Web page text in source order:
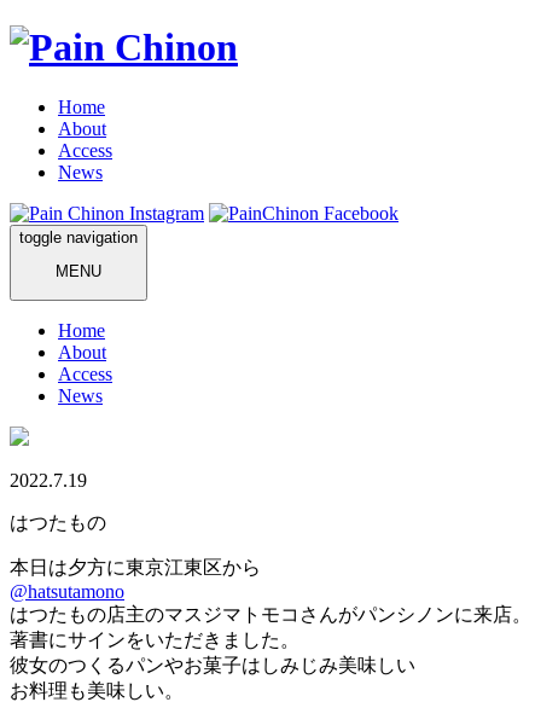
Home
About
Access
News
toggle navigation
MENU
Home
About
Access
News
2022.7.19
はつたもの
本日は夕方に東京江東区から
@hatsutamono
はつたもの店主のマスジマトモコさんがパンシノンに来店。
著書にサインをいただきました。
彼女のつくるパンやお菓子はしみじみ美味しい
お料理も美味しい。